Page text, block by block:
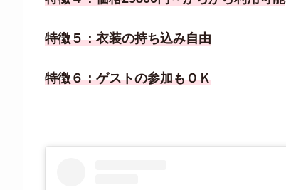
特徴５：衣装の持ち込み自由
特徴６：ゲストの参加もＯＫ